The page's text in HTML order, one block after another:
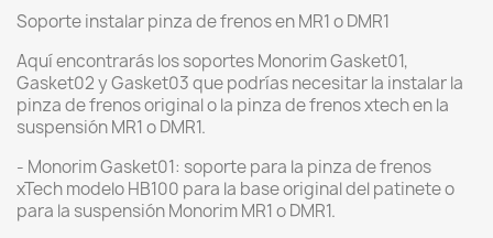
Soporte instalar pinza de frenos en MR1 o DMR1
Aquí encontrarás los soportes Monorim Gasket01,
Gasket02 y Gasket03 que podrías necesitar la instalar la
pinza de frenos original o la pinza de frenos xtech en la
suspensión MR1 o DMR1.
- Monorim Gasket01: soporte para la pinza de frenos
xTech modelo HB100 para la base original del patinete o
para la suspensión Monorim MR1 o DMR1.